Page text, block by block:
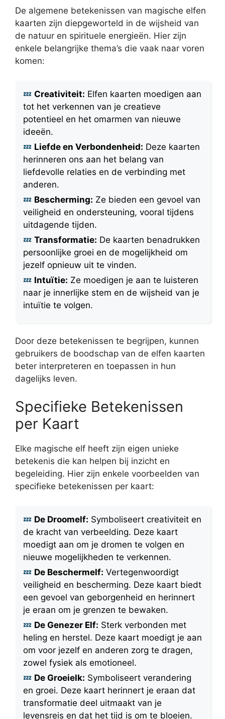
De algemene betekenissen van magische elfen
kaarten zijn diepgeworteld in de wijsheid van
de natuur en spirituele energieën. Hier zijn
enkele belangrijke thema’s die vaak naar voren
komen:
Creativiteit: Elfen kaarten moedigen aan
tot het verkennen van je creatieve
potentieel en het omarmen van nieuwe
ideeën.
Liefde en Verbondenheid: Deze kaarten
herinneren ons aan het belang van
liefdevolle relaties en de verbinding met
anderen.
Bescherming: Ze bieden een gevoel van
veiligheid en ondersteuning, vooral tijdens
uitdagende tijden.
Transformatie: De kaarten benadrukken
persoonlijke groei en de mogelijkheid om
jezelf opnieuw uit te vinden.
Intuïtie: Ze moedigen je aan te luisteren
naar je innerlijke stem en de wijsheid van je
intuïtie te volgen.
Door deze betekenissen te begrijpen, kunnen
gebruikers de boodschap van de elfen kaarten
beter interpreteren en toepassen in hun
dagelijks leven.
Specifieke Betekenissen
per Kaart
Elke magische elf heeft zijn eigen unieke
betekenis die kan helpen bij inzicht en
begeleiding. Hier zijn enkele voorbeelden van
specifieke betekenissen per kaart:
De Droomelf: Symboliseert creativiteit en
de kracht van verbeelding. Deze kaart
moedigt aan om je dromen te volgen en
nieuwe mogelijkheden te verkennen.
De Beschermelf: Vertegenwoordigt
veiligheid en bescherming. Deze kaart biedt
een gevoel van geborgenheid en herinnert
je eraan om je grenzen te bewaken.
De Genezer Elf: Sterk verbonden met
heling en herstel. Deze kaart moedigt je aan
om voor jezelf en anderen zorg te dragen,
zowel fysiek als emotioneel.
De Groeielk: Symboliseert verandering
en groei. Deze kaart herinnert je eraan dat
transformatie deel uitmaakt van je
levensreis en dat het tijd is om te bloeien.